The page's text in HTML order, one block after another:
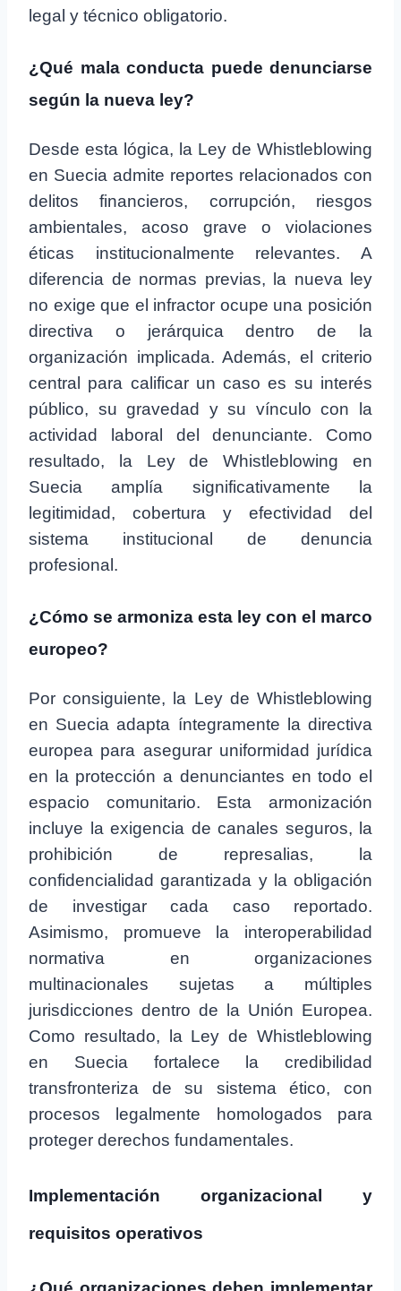
legal y técnico obligatorio.
¿Qué mala conducta puede denunciarse
según la nueva ley?
Desde esta lógica, la Ley de Whistleblowing
en Suecia admite reportes relacionados con
delitos financieros, corrupción, riesgos
ambientales, acoso grave o violaciones
éticas institucionalmente relevantes. A
diferencia de normas previas, la nueva ley
no exige que el infractor ocupe una posición
directiva o jerárquica dentro de la
organización implicada. Además, el criterio
central para calificar un caso es su interés
público, su gravedad y su vínculo con la
actividad laboral del denunciante. Como
resultado, la Ley de Whistleblowing en
Suecia amplía significativamente la
legitimidad, cobertura y efectividad del
sistema institucional de denuncia
profesional.
¿Cómo se armoniza esta ley con el marco
europeo?
Por consiguiente, la Ley de Whistleblowing
en Suecia adapta íntegramente la directiva
europea para asegurar uniformidad jurídica
en la protección a denunciantes en todo el
espacio comunitario. Esta armonización
incluye la exigencia de canales seguros, la
prohibición de represalias, la
confidencialidad garantizada y la obligación
de investigar cada caso reportado.
Asimismo, promueve la interoperabilidad
normativa en organizaciones
multinacionales sujetas a múltiples
jurisdicciones dentro de la Unión Europea.
Como resultado, la Ley de Whistleblowing
en Suecia fortalece la credibilidad
transfronteriza de su sistema ético, con
procesos legalmente homologados para
proteger derechos fundamentales.
Implementación organizacional y
requisitos operativos